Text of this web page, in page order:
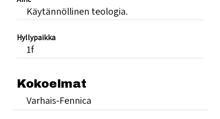
Käytännöllinen teologia.
Hyllypaikka
1f
Kokoelmat
Varhais-Fennica